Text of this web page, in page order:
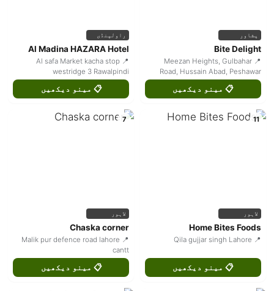
پشاور
Bite Delight
📍 Meezan Heights, Gulbahar
Road, Hussain Abad, Peshawar
📋 مینو دیکھیں
راولپنڈی
Al Madina HAZARA Hotel
📍 Al safa Market kacha stop
westridge 3 Rawalpindi
📋 مینو دیکھیں
11
لاہور
Home Bites Foods
📍 Qila gujjar singh Lahore
📋 مینو دیکھیں
7
لاہور
Chaska corner
📍 Malik pur defence road lahore
cantt
📋 مینو دیکھیں